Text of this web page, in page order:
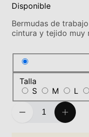
Disponible
Bermudas de
cintura y tejido muy
Talla
S
M L